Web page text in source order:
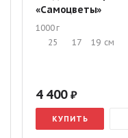
«Самоцветы»
1000 г
25
17 19 см
4 400
КУПИТЬ